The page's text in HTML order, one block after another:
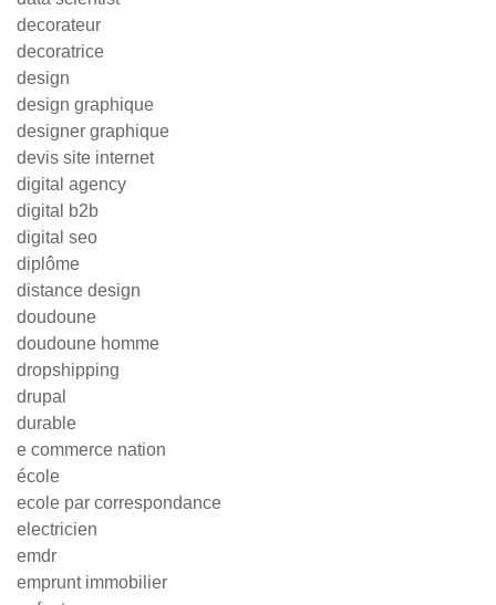
decorateur
decoratrice
design
design graphique
designer graphique
devis site internet
digital agency
digital b2b
digital seo
diplôme
distance design
doudoune
doudoune homme
dropshipping
drupal
durable
e commerce nation
école
ecole par correspondance
electricien
emdr
emprunt immobilier